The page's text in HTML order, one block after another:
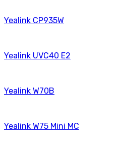
Yealink CP935W
Yealink UVC40 E2
Yealink W70B
Yealink W75 Mini MC